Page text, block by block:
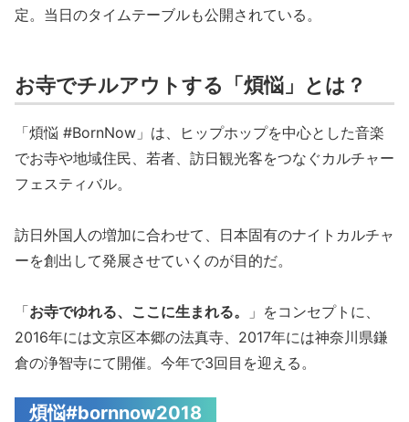
定。当日のタイムテーブルも公開されている。
お寺でチルアウトする「煩悩」とは？
「煩悩 #BornNow」は、ヒップホップを中心とした音楽
でお寺や地域住民、若者、訪日観光客をつなぐカルチャー
フェスティバル。
訪日外国人の増加に合わせて、日本固有のナイトカルチャ
ーを創出して発展させていくのが目的だ。
「お寺でゆれる、ここに生まれる。
」をコンセプトに、
2016年には文京区本郷の法真寺、2017年には神奈川県鎌
倉の浄智寺にて開催。今年で3回目を迎える。
煩悩#bornnow2018